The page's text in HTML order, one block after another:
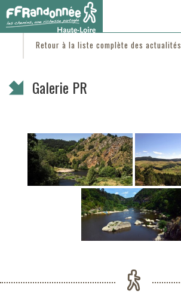
Vous êtes ici :Accueil/C'est d'actu
Retour à la liste complète des actualités
Galerie PR